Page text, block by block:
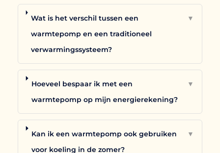
Wat is het verschil tussen een
warmtepomp en een traditioneel
verwarmingssysteem?
▼
Hoeveel bespaar ik met een
warmtepomp op mijn energierekening?
▼
Kan ik een warmtepomp ook gebruiken
voor koeling in de zomer?
▼